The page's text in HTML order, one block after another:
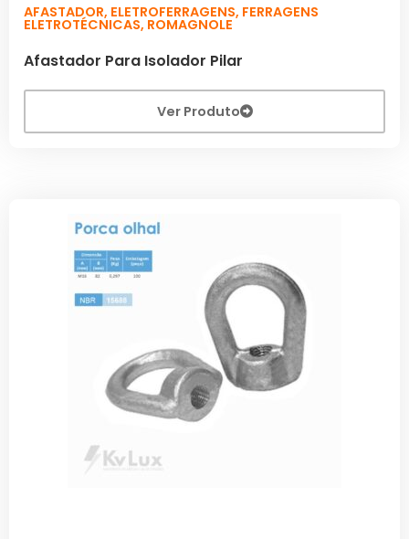
AFASTADOR, ELETROFERRAGENS, FERRAGENS
ELETROTÉCNICAS, ROMAGNOLE
Afastador Para Isolador Pilar
Ver Produto